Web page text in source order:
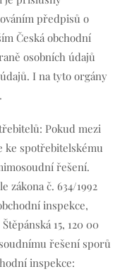
předpisů o
Česká obchodní
osobních údajů
I na tyto orgány
Pokud mezi
ke spotřebitelskému
řešení.
zákona č. 634/1992
inspekce,
15, 120 00
řešení sporů
inspekce: